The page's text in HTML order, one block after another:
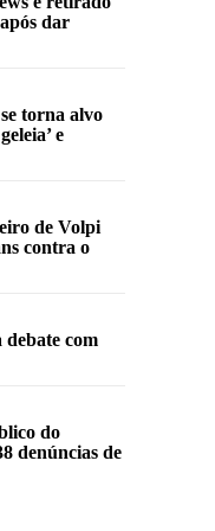
dar
se torna alvo
e
de Volpi
contra o
debate com
do
denúncias de